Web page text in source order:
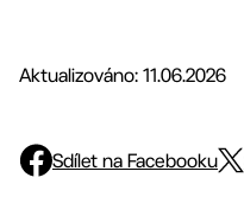
Aktualizováno: 11.06.2026
Sdílet na Facebooku